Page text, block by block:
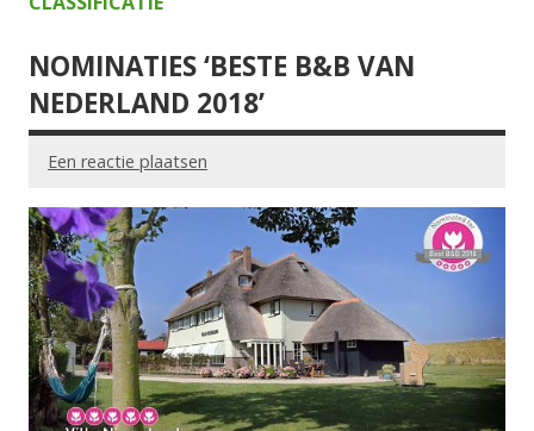
NOMINATIES ‘BESTE B&B VAN
NEDERLAND 2018’
Een reactie plaatsen